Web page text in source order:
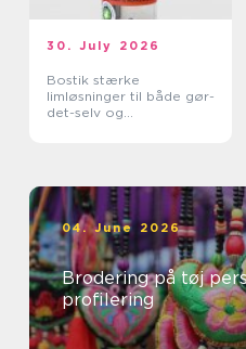
30. July 2026
Bostik stærke
limløsninger til både gør-
det-selv og
04. June 2026
Brodering på tøj personlig stil og stærk
profilering